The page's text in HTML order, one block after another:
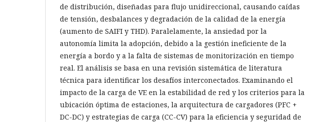
de distribución, diseñadas para flujo unidireccional, causando caídas
de tensión, desbalances y degradación de la calidad de la energía
(aumento de SAIFI y THD). Paralelamente, la ansiedad por la
autonomía limita la adopción, debido a la gestión ineficiente de la
energía a bordo y a la falta de sistemas de monitorización en tiempo
real. El análisis se basa en una revisión sistemática de literatura
técnica para identificar los desafíos interconectados. Examinando el
impacto de la carga de VE en la estabilidad de red y los criterios para la
ubicación óptima de estaciones, la arquitectura de cargadores (PFC +
DC-DC) y estrategias de carga (CC-CV) para la eficiencia y seguridad de